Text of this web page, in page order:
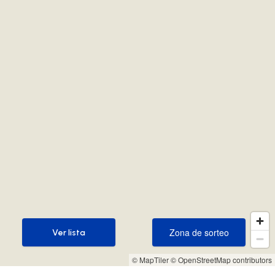
© MapTiler© OpenStreetMap contributors
Zona de sorteo
Zona de sorteo
Ver lista
Ver lista